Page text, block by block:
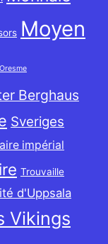
Moyen
Berghaus
Sveriges
impérial
Trouvaille
d'Uppsala
Vikings